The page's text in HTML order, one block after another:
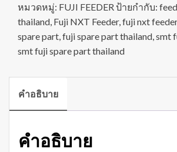
หมวดหมู่: FUJI FEEDERป้ายกำกับ:
thailand, Fuji NXT Feeder,fuji nxt
spare part,fuji spare part thailand,smt
smt fuji spare part thailand
คำอธิบาย
คำอธิบาย